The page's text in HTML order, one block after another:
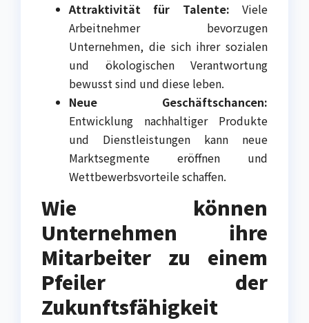
Attraktivität für Talente: Viele
Arbeitnehmer bevorzugen
Unternehmen, die sich ihrer sozialen
und ökologischen Verantwortung
bewusst sind und diese leben.
Neue Geschäftschancen:
Entwicklung nachhaltiger Produkte
und Dienstleistungen kann neue
Marktsegmente eröffnen und
Wettbewerbsvorteile schaffen.
Wie können
Unternehmen ihre
Mitarbeiter zu einem
Pfeiler der
Zukunftsfähigkeit